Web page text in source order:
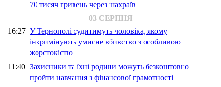
70 тисяч гривень через шахраїв
03 СЕРПНЯ
16:27 У Тернополі судитимуть чоловіка, якому
інкримінують умисне вбивство з особливою
жорстокістю
11:40 Захисники та їхні родини можуть безкоштовно
пройти навчання з фінансової грамотності